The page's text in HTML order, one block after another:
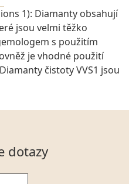
1): Diamanty obsahují
jsou velmi těžko
s použitím
je vhodné použití
čistoty VVS1 jsou
dotazy